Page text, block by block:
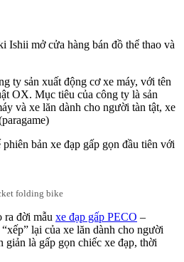
Ishii mở cửa hàng bán đồ thể thao và
ty sản xuất động cơ xe máy, với tên
OX. Mục tiêu của công ty là sản
và xe lăn dành cho người tàn tật, xe
bản xe đạp gấp gọn đầu tiên với
folding bike
ra đời mẫu xe đạp gấp PECO –
lại của xe lăn dành cho người
giản là gấp gọn chiếc xe đạp, thời